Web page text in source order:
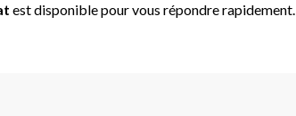
est disponible pour vous répondre rapidement.